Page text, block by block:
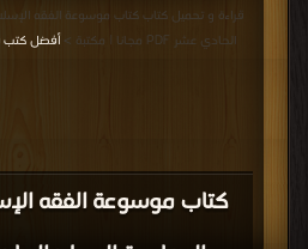
كتاب موسوعة الفقه
قراءة و تحميل كتاب كتاب موسوعة الفقه
الحادي عشر PDF مجانا | مكتبة >
أفضل كتب